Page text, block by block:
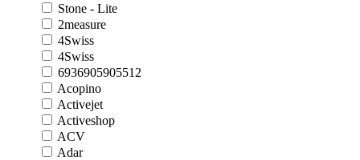
Stone - Lite
2measure
4Swiss
4Swiss
6936905905512
Acopino
Activejet
Activeshop
ACV
Adar